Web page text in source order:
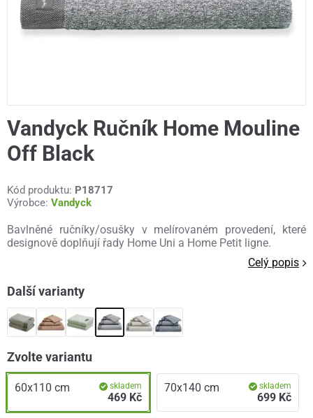
Vandyck Ručník Home Mouline
Off Black
Kód produktu: P18717
Výrobce: Vandyck
Bavlněné ručníky/osušky v melírovaném provedení, které
designově doplňují řady Home Uni a Home Petit ligne.
Celý popis
Další varianty
Zvolte variantu
60x110 cm skladem
469 Kč
70x140 cm skladem
699 Kč